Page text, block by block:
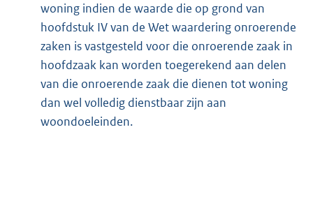
woning indien de waarde die op grond van
hoofdstuk IV van de Wet waardering onroerende
zaken is vastgesteld voor die onroerende zaak in
hoofdzaak kan worden toegerekend aan delen
van die onroerende zaak die dienen tot woning
dan wel volledig dienstbaar zijn aan
woondoeleinden.